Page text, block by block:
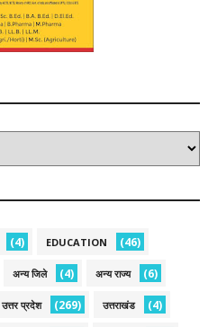
(4) EDUCATION (46)
अन्य जिले (4) अन्य राज्य (6)
उत्तर प्रदेश (269) उत्तराखंड (4)